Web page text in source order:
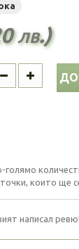
лв.)
голямо
които ще
написал ревю!